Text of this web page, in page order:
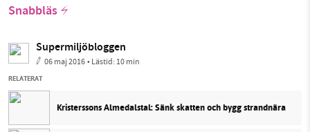
Snabbläs
Supermiljöbloggen
06 maj 2016• Lästid: 10 min
RELATERAT
Kristerssons Almedalstal: Sänk skatten och bygg strandnära